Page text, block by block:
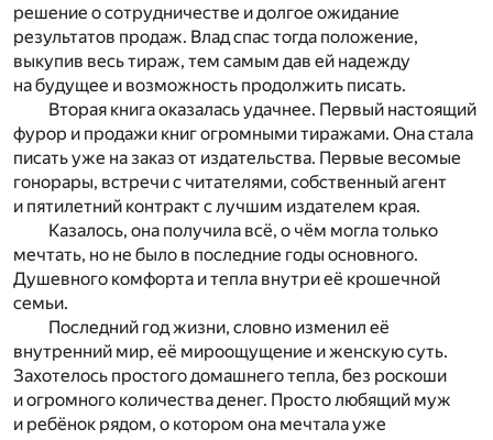
решение о сотрудничестве и долгое ожидание
результатов продаж. Влад спас тогда положение,
выкупив весь тираж, тем самым дав ей надежду
на будущее и возможность продолжить писать.
Вторая книга оказалась удачнее. Первый настоящий
фурор и продажи книг огромными тиражами. Она стала
писать уже на заказ от издательства. Первые весомые
гонорары, встречи с читателями, собственный агент
и пятилетний контракт с лучшим издателем края.
Казалось, она получила всё, о чём могла только
мечтать, но не было в последние годы основного.
Душевного комфорта и тепла внутри её крошечной
семьи.
Последний год жизни, словно изменил её
внутренний мир, её мироощущение и женскую суть.
Захотелось простого домашнего тепла, без роскоши
и огромного количества денег. Просто любящий муж
и ребёнок рядом, о котором она мечтала уже